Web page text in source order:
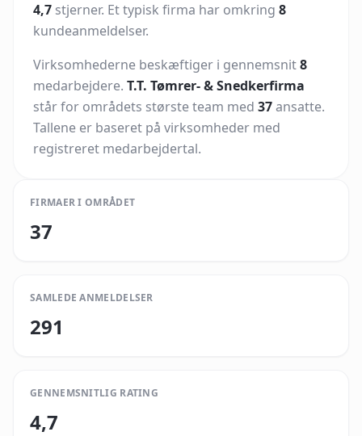
4,7 stjerner. Et typisk firma har omkring 8
kundeanmeldelser.
Virksomhederne beskæftiger i gennemsnit8
medarbejdere. T.T. Tømrer- & Snedkerfirma
står for områdets største team med 37ansatte.
Tallene er baseret på virksomheder med
registreret medarbejdertal.
FIRMAER I OMRÅDET
37
SAMLEDE ANMELDELSER
291
GENNEMSNITLIG RATING
4,7